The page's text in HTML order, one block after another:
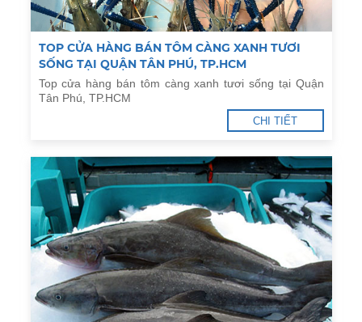
TOP CỬA HÀNG BÁN TÔM CÀNG XANH TƯƠI
SỐNG TẠI QUẬN TÂN PHÚ, TP.HCM
Top cửa hàng bán tôm càng xanh tươi sống tại Quận
Tân Phú, TP.HCM
CHI TIẾT